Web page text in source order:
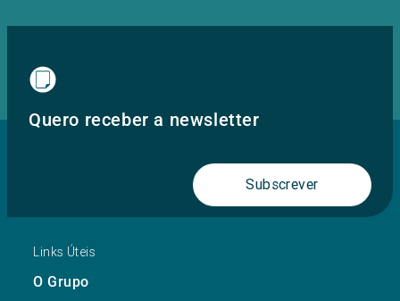
Quero receber a newsletter
Subscrever
Links Úteis
O Grupo